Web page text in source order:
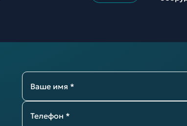
Ваше имя *
Телефон *